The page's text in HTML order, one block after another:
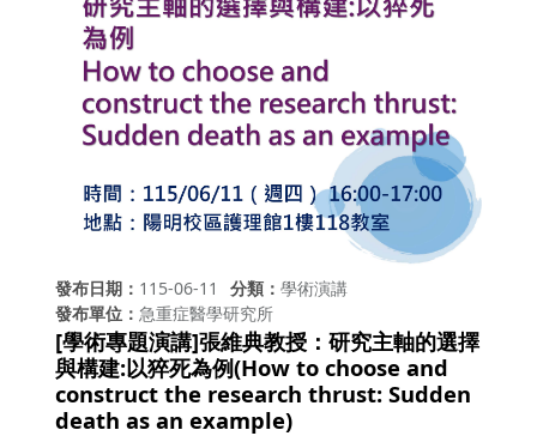
發布日期 115-06-11 分類
學術演講
發布單位
急重症醫學研究所
[學術專題演講]張維典教授：研究主軸的選擇
與構建:以猝死為例(How to choose and
construct the research thrust: Sudden
death as an example)